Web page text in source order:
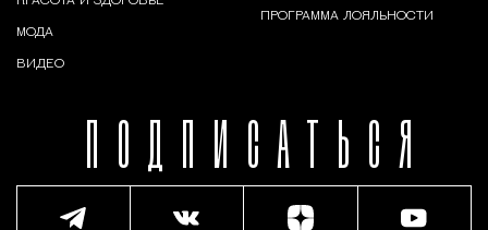
ПОДПИСАТЬСЯ
МОДА
ВИДЕО
ПРОГРАММА ЛОЯЛЬНОСТИ